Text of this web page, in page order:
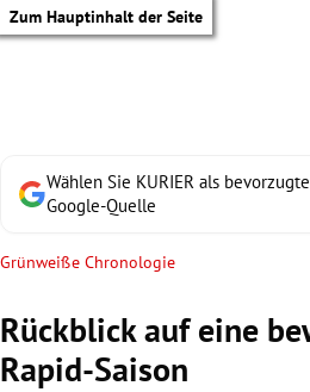
Zum Hauptinhalt der Seite
Wählen Sie KURIER als bevorzugte
Google-Quelle
Grünweiße Chronologie
Rückblick auf eine
Rapid-Saison